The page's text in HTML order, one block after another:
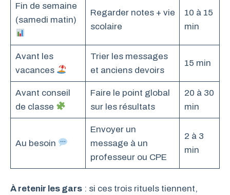
Fin de semaine
(samedi matin)
Regarder notes + vie
scolaire
10 à 15
min
Avant les
vacances
Trier les messages
et anciens devoirs
15 min
Avant conseil
de classe
Faire le point global
sur les résultats
20 à 30
min
Au besoin
Envoyer un
message à un
professeur ou CPE
2 à 3
min
À retenir les gars : si ces trois rituels tiennent,